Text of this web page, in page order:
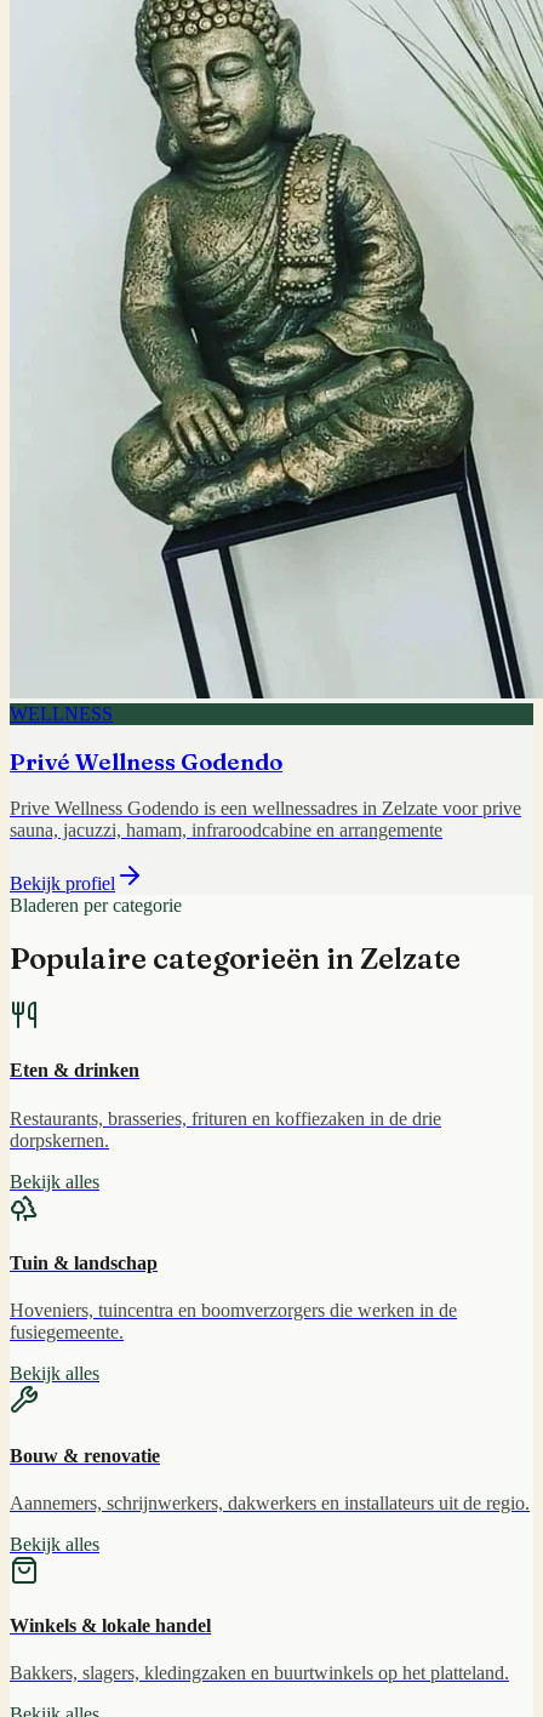
WELLNESS
Privé Wellness Godendo
Prive Wellness Godendo is een wellnessadres in Zelzate voor prive
sauna, jacuzzi, hamam, infraroodcabine en arrangemente
Bekijk profiel
Bladeren per categorie
Populaire categorieën inZelzate
Eten & drinken
Restaurants, brasseries, frituren en koffiezaken in de drie
dorpskernen.
Bekijk alles
Tuin & landschap
Hoveniers, tuincentra en boomverzorgers die werken in de
fusiegemeente.
Bekijk alles
Bouw & renovatie
Aannemers, schrijnwerkers, dakwerkers en installateurs uit de regio.
Bekijk alles
Winkels & lokale handel
Bakkers, slagers, kledingzaken en buurtwinkels op het platteland.